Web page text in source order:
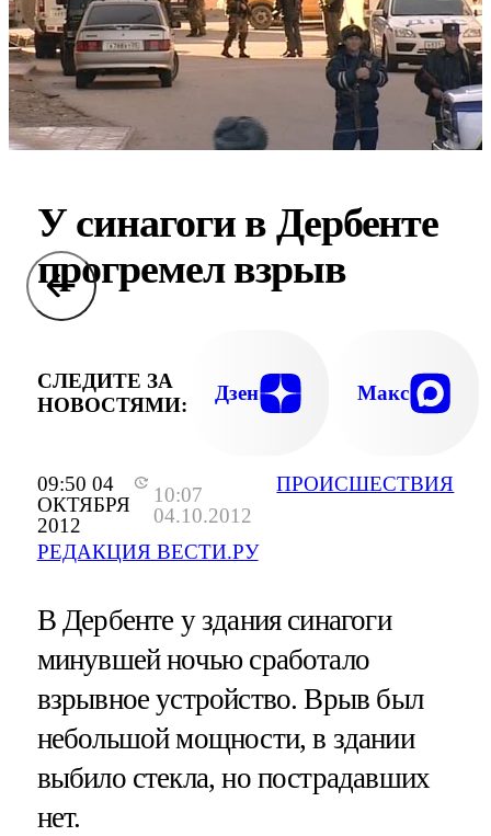
09:50 04
ОКТЯБРЯ
2012
10:07
04.10.2012
РЕДАКЦИЯ ВЕСТИ.РУ
ПРОИСШЕСТВИЯ
У синагоги в Дербенте
прогремел взрыв
СЛЕДИТЕ ЗА
НОВОСТЯМИ:
Дзен Макс
В Дербенте у здания синагоги
минувшей ночью сработало
взрывное устройство. Врыв был
небольшой мощности, в здании
выбило стекла, но пострадавших
нет.